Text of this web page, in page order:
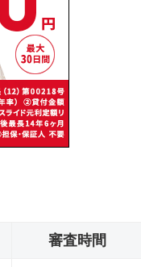
審査時間